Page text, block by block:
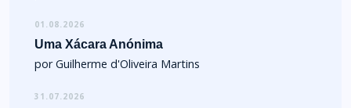
01.08.2026
Uma Xácara Anónima
por Guilherme d'Oliveira Martins
31.07.2026